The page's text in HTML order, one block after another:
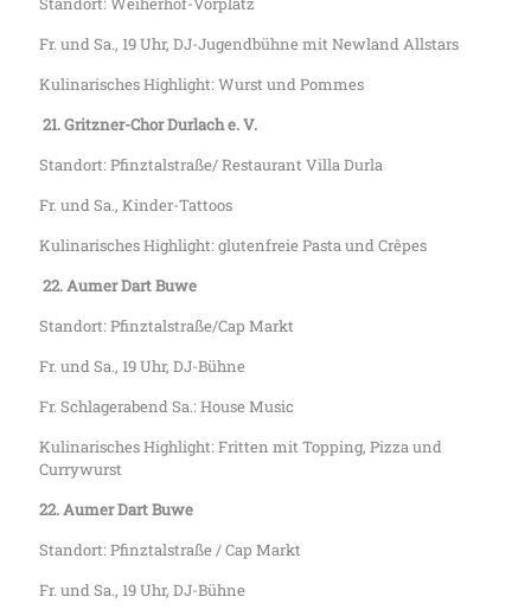
Fr. und Sa., 19 Uhr, DJ-Jugendbühne mit Newland Allstars
Kulinarisches Highlight: Wurst und Pommes
21.Gritzner-Chor Durlach e. V.
Standort: Pfinztalstraße/ Restaurant Villa Durla
Fr. und Sa., Kinder-Tattoos
Kulinarisches Highlight: glutenfreie Pasta und Crêpes
22. Aumer Dart Buwe
Standort: Pfinztalstraße/Cap Markt
Fr. und Sa., 19 Uhr, DJ-Bühne
Fr. Schlagerabend Sa.: House Music
Kulinarisches Highlight: Fritten mit Topping, Pizza und
Currywurst
22. Aumer Dart Buwe
Standort: Pfinztalstraße / Cap Markt
Fr. und Sa., 19 Uhr, DJ-Bühne